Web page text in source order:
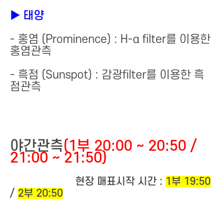
▶ 태양
- 홍염 (Prominence) : H-α filter를 이용한
홍염관측
- 흑점 (Sunspot) : 감광filter를 이용한 흑
점관측
야간관측(1부 20:00 ~ 20:50 /
21:00 ~ 21:50)
현장 매표시작 시간 : 1부 19:50
/ 2부 20:50